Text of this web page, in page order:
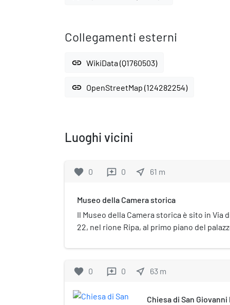
Collegamenti esterni
link WikiData (Q1760503)
link OpenStreetMap (124282254)
Luoghi vicini
favorite 0 reviews 0 near_me 61 m
Museo della Camera storica
Il Museo della Camera storica è sito in Via
22, nel rione Ripa, al primo piano del
chiama così per via che raccoglie cimeli
favorite 0 reviews 0 near_me 63 m
Chiesa di San